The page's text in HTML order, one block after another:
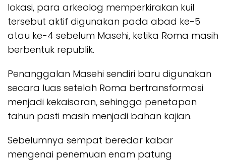
lokasi, para arkeolog memperkirakan kuil
tersebut aktif digunakan pada abad ke-5
atau ke-4 sebelum Masehi, ketika Roma masih
berbentuk republik.
Penanggalan Masehi sendiri baru digunakan
secara luas setelah Roma bertransformasi
menjadi kekaisaran, sehingga penetapan
tahun pasti masih menjadi bahan kajian.
Sebelumnya sempat beredar kabar
mengenai penemuan enam patung